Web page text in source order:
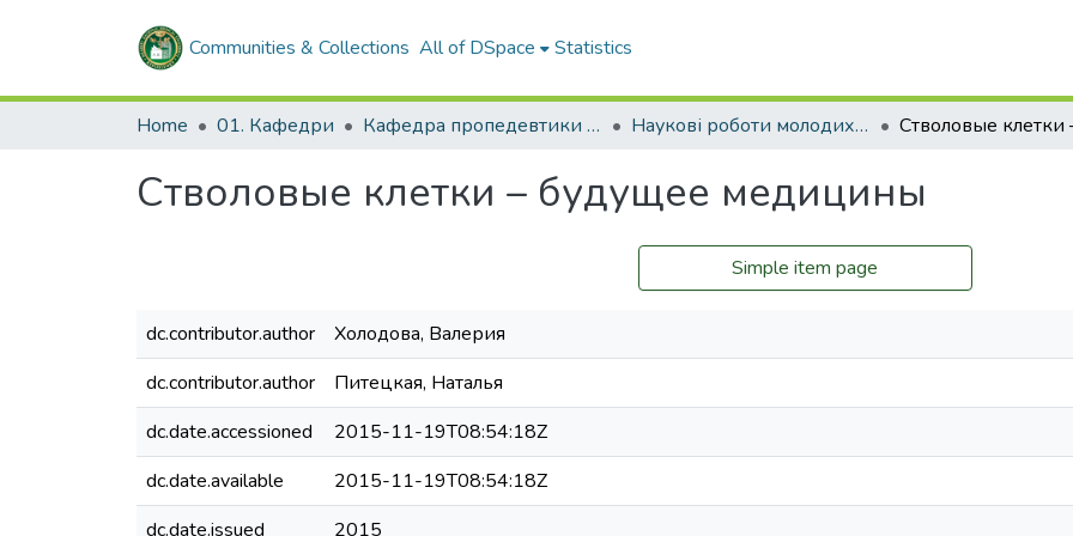
Communities & Collections All of DSpace Statistics
Home 01. Кафедри Кафедра пропедевтики внутрішньої медицини № 1, основ біоетики та біобезпеки Наукові роботи молодих дослідників. Кафедра пропедевтики внутрішньої медицини № 1, основ біоетики та біобезпеки
Стволовые клетки – будущее медицины
Simple item page
dc.contributor.author
Холодова, Валерия
dc.contributor.author
Питецкая, Наталья
dc.date.accessioned
2015-11-19T08:54:18Z
dc.date.available
2015-11-19T08:54:18Z
dc.date.issued
2015